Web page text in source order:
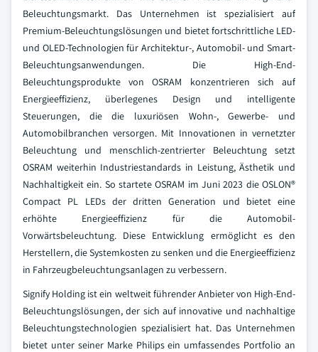
Beleuchtungsmarkt. Das Unternehmen ist spezialisiert auf
Premium-Beleuchtungslösungen und bietet fortschrittliche LED-
und OLED-Technologien für Architektur-, Automobil- und Smart-
Beleuchtungsanwendungen. Die High-End-
Beleuchtungsprodukte von OSRAM konzentrieren sich auf
Energieeffizienz, überlegenes Design und intelligente
Steuerungen, die die luxuriösen Wohn-, Gewerbe- und
Automobilbranchen versorgen. Mit Innovationen in vernetzter
Beleuchtung und menschlich-zentrierter Beleuchtung setzt
OSRAM weiterhin Industriestandards in Leistung, Ästhetik und
Nachhaltigkeit ein. So startete OSRAM im Juni 2023 die OSLON®
Compact PL LEDs der dritten Generation und bietet eine
erhöhte Energieeffizienz für die Automobil-
Vorwärtsbeleuchtung. Diese Entwicklung ermöglicht es den
Herstellern, die Systemkosten zu senken und die Energieeffizienz
in Fahrzeugbeleuchtungsanlagen zu verbessern.
Signify Holding ist ein weltweit führender Anbieter von High-End-
Beleuchtungslösungen, der sich auf innovative und nachhaltige
Beleuchtungstechnologien spezialisiert hat. Das Unternehmen
bietet unter seiner Marke Philips ein umfassendes Portfolio an